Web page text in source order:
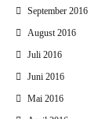
September 2016
August 2016
Juli 2016
Juni 2016
Mai 2016